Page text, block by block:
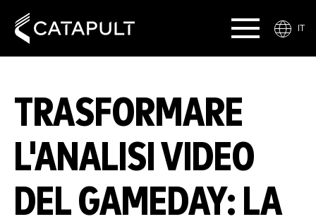
IT
TRASFORMARE
L'ANALISI VIDEO
DEL GAMEDAY: LA